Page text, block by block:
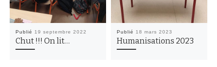
Publié 19 septembre 2022
Chut !!! On lit…
Publié 18 mars 2023
Humanisations 2023